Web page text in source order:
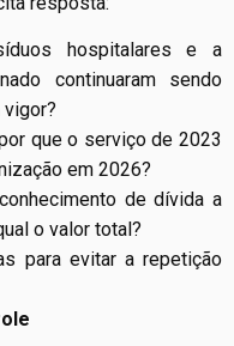
hospitalares e a
continuaram sendo
que o serviço de 2023
em 2026?
de dívida a
o valor total?
para evitar a repetição